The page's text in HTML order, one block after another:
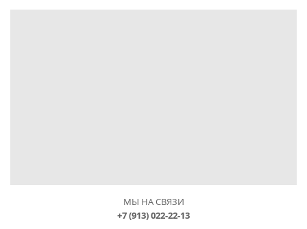
МЫ НА СВЯЗИ
+7 (913) 022-22-13